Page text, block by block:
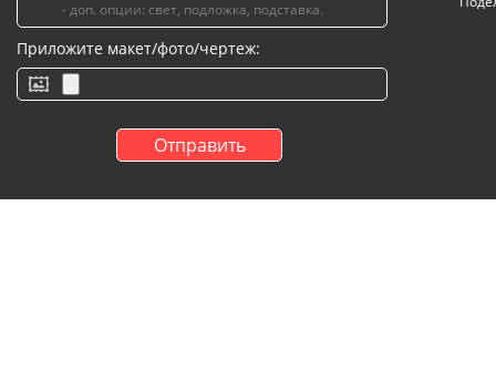
Приложите макет/фото/чертеж: